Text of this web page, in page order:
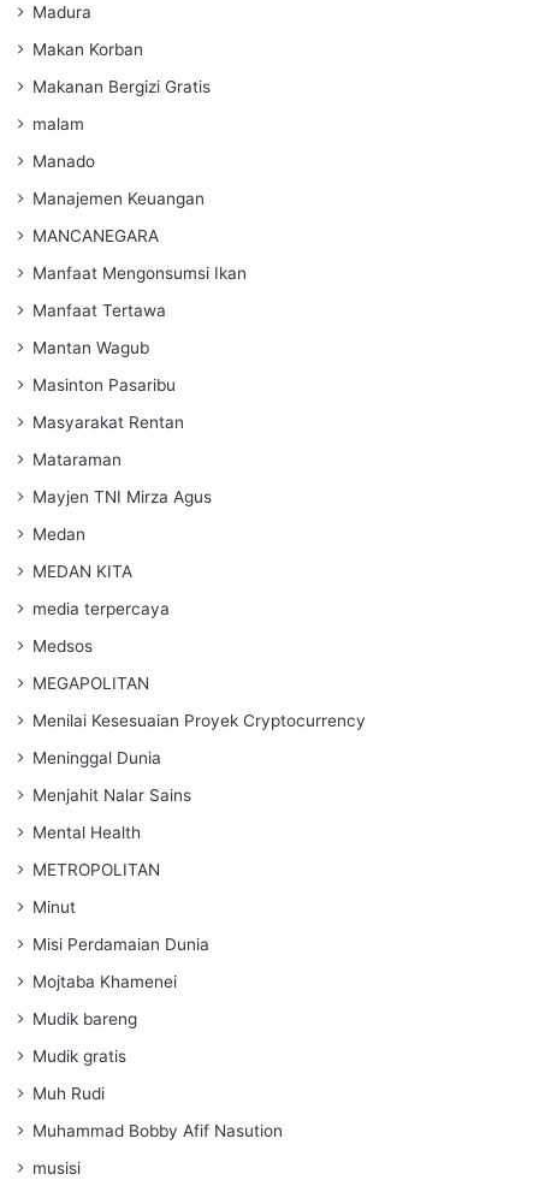
Madura
Makan Korban
Makanan Bergizi Gratis
malam
Manado
Manajemen Keuangan
MANCANEGARA
Manfaat Mengonsumsi Ikan
Manfaat Tertawa
Mantan Wagub
Masinton Pasaribu
Masyarakat Rentan
Mataraman
Mayjen TNI Mirza Agus
Medan
MEDAN KITA
media terpercaya
Medsos
MEGAPOLITAN
Menilai Kesesuaian Proyek Cryptocurrency
Meninggal Dunia
Menjahit Nalar Sains
Mental Health
METROPOLITAN
Minut
Misi Perdamaian Dunia
Mojtaba Khamenei
Mudik bareng
Mudik gratis
Muh Rudi
Muhammad Bobby Afif Nasution
musisi